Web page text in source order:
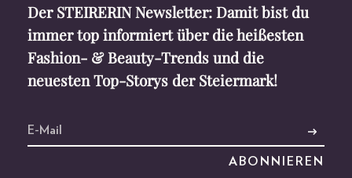
Der STEIRERIN Newsletter: Damit bist du
immer top informiert über die heißesten
Fashion- & Beauty-Trends und die
neuesten Top-Storys der Steiermark!